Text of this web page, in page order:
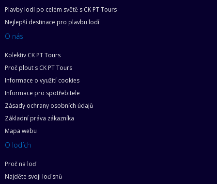
Plavby lodí po celém světě s CK PT Tours
Nejlepší destinace pro plavbu lodí
O nás
Kolektiv CK PT Tours
Proč plout s CK PT Tours
Informace o využití cookies
Informace pro spotřebitele
Zásady ochrany osobních údajů
Základní práva zákazníka
Mapa webu
O lodích
Proč na loď
Najděte svoji loď snů